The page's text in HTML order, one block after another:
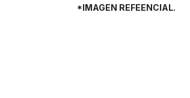
*IMAGEN REFEENCIAL.